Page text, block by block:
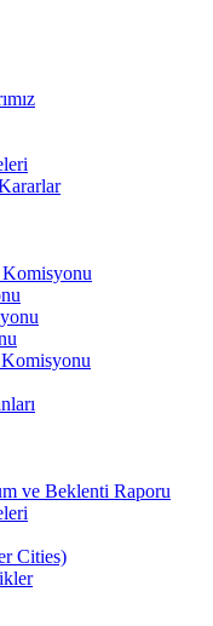
ve Beklenti Raporu
Cities)